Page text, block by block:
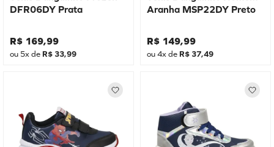
DFR06DY Prata
R$ 169,99
ou 5x de R$ 33,99
Aranha MSP22DY Preto
R$ 149,99
ou4x de R$ 37,49